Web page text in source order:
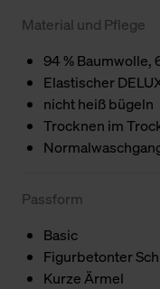
Material und Pflege
94 % Baumwolle,
Elastischer
nicht heiß bügeln
Trocknen im
Passform
Basic
Figurbetonter
Kurze Ärmel